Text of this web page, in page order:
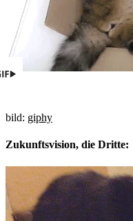
bild: giphy
Zukunftsvision, die Dritte: